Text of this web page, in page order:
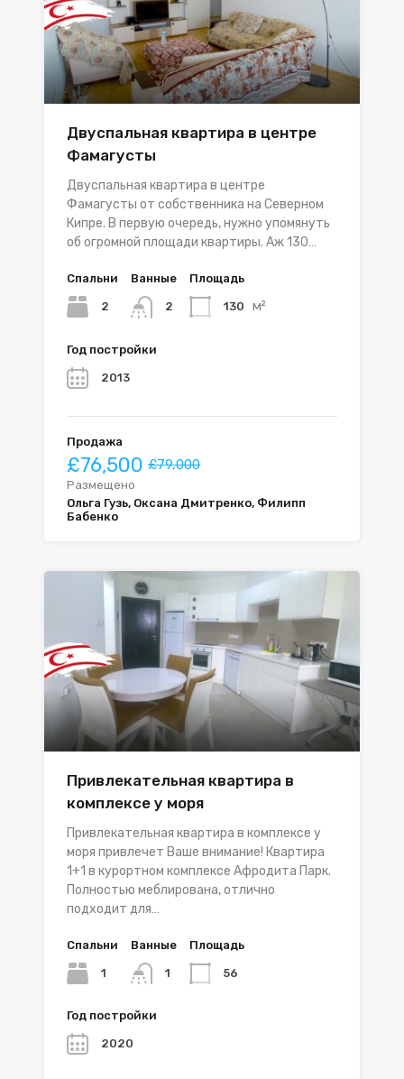
Двуспальная квартира в центре
Фамагусты
Двуспальная квартира в центре
Фамагусты от собственника на Северном
Кипре. В первую очередь, нужно упомянуть
об огромной площади квартиры. Аж 130…
Спальни
2
Ванные
2
Площадь
130 м²
Год постройки
2013
Продажа
£76,500 £79,000
Размещено
Ольга Гузь, Оксана Дмитренко, Филипп
Бабенко
Привлекательная квартира в
комплексе у моря
Привлекательная квартира в комплексе у
моря привлечет Ваше внимание! Квартира
1+1 в курортном комплексе Афродита Парк.
Полностью меблирована, отлично
подходит для…
Спальни
1
Ванные
1
Площадь
56
Год постройки
2020